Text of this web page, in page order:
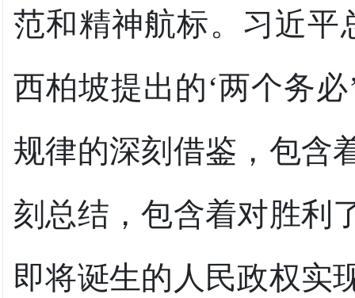
范和精神航标。习近平
西柏坡提出的‘两个务
规律的深刻借鉴，包含
刻总结，包含着对胜利
即将诞生的人民政权实